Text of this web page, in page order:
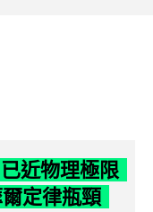
近物理極限
定律瓶頸